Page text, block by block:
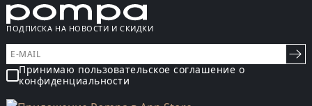
ПОДПИСКА НА НОВОСТИ И СКИДКИ
Принимаю пользовательское соглашение о
конфиденциальности